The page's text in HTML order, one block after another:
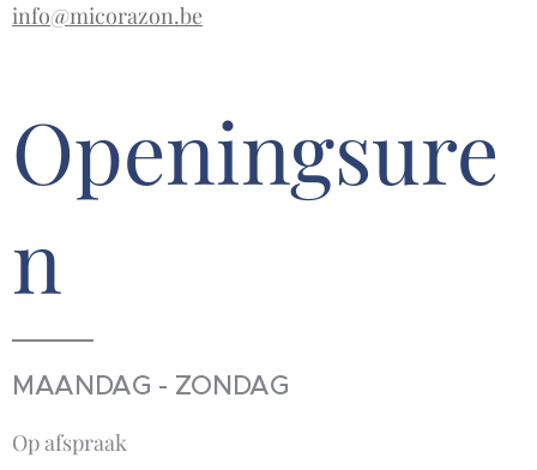
info@micorazon.be
Openingsure
n
MAANDAG - ZONDAG
Op afspraak